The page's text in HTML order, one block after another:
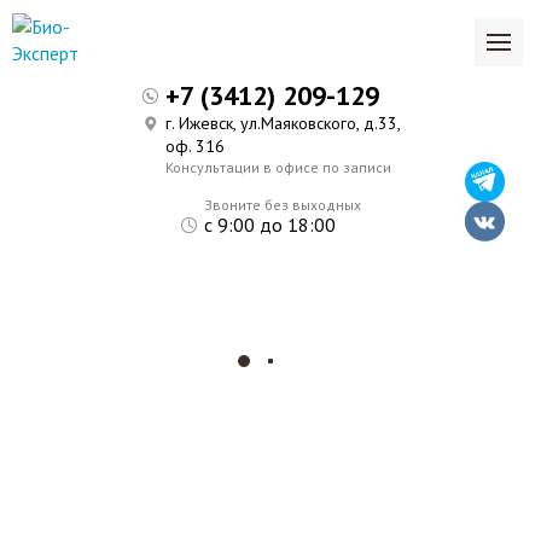
Звоните без выходных
с 9:00 до 18:00
+7 (3412) 209-129
г. Ижевск, ул.Маяковского, д.33,
оф. 316
Консультации в офисе по записи